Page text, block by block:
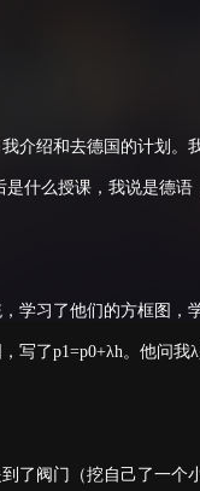
介绍和去德国的计划。
什么授课，我说是德语
学习了他们的方框图，
了p1=p0+λh。他问我
了阀门（挖自己了一个